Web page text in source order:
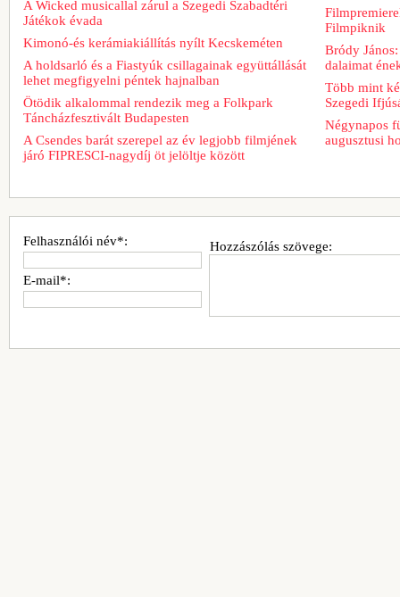
A Wicked musicallal zárul a Szegedi Szabadtéri
Játékok évada
Kimonó-és kerámiakiállítás nyílt Kecskeméten
A holdsarló és a Fiastyúk csillagainak együttállását
lehet megfigyelni péntek hajnalban
Ötödik alkalommal rendezik meg a Folkpark
Táncházfesztivált Budapesten
A Csendes barát szerepel az év legjobb filmjének
járó FIPRESCI-nagydíj öt jelöltje között
Filmpiknik
Bródy
dalaimat
Több mint
Szegedi
Négynapos
augusztusi
Hozzászólás szövege:
Felhasználói név*:
E-mail*: